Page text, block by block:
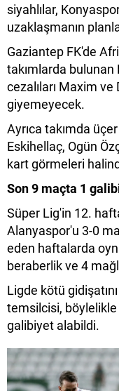
siyahlılar,
uzaklaşmanın
Gaziantep FK'de
takımlarda bulunan
cezalıları Maxim
giyemeyecek.
Ayrıca takımda
Eskihellaç, Ogün
kart görmeleri
Son 9 maçta 1
Süper Lig'in 12.
Alanyaspor'u 3-0
eden haftalarda
beraberlik ve 4
Ligde kötü
temsilcisi, böylelikle
galibiyet alabildi.